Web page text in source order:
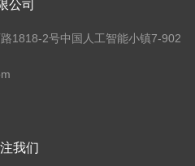
公司
1818-2号中国人工智能小镇7-902
我们